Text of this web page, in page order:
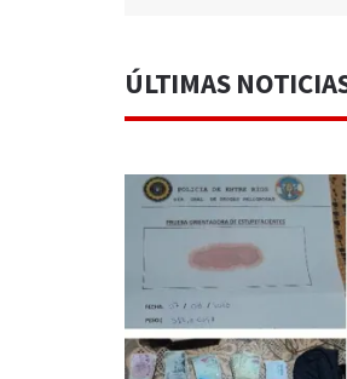
ÚLTIMAS